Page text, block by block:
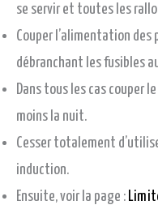
se servir et toutes les
Couper l’alimentation des
débranchant les fusibles
Dans tous les cas couper
moins la nuit.
Cesser totalement
induction.
Ensuite, voir la page :